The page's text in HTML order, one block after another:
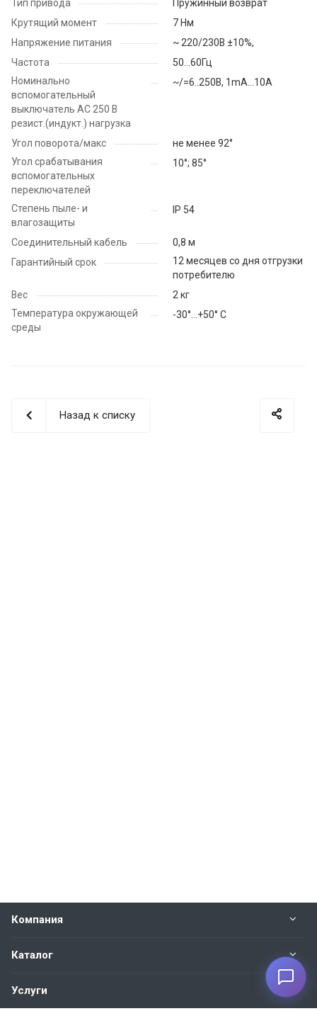
Тип привода
Пружинный возврат
Крутящий момент
7 Нм
Напряжение питания
~ 220/230В ±10%,
Частота
50...60Гц
Номинально
вспомогательный
выключатель АС 250 В
резист.(индукт.) нагрузка
~/=6..250В, 1mA…10A
Угол поворота/макс
не менее 92°
Угол срабатывания
вспомогательных
переключателей
10°; 85°
Степень пыле- и
влагозащиты
IP 54
Соединительный кабель
0,8 м
Гарантийный срок
12 месяцев со дня отгрузки
потребителю
Вес
2 кг
Температура окружающей
среды
-30°…+50° C
Назад к списку
Компания
Каталог
Услуги